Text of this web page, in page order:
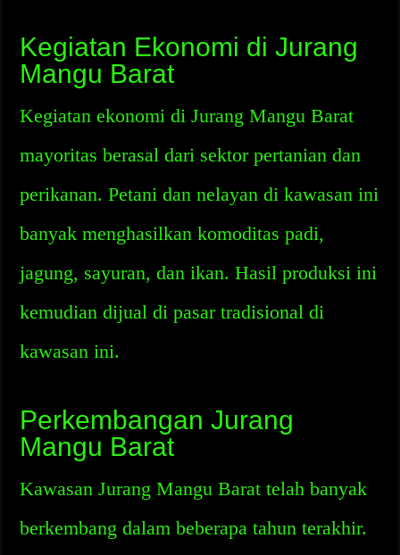
Kegiatan Ekonomi di Jurang
Mangu Barat
Kegiatan ekonomi di Jurang Mangu Barat
mayoritas berasal dari sektor pertanian dan
perikanan. Petani dan nelayan di kawasan ini
banyak menghasilkan komoditas padi,
jagung, sayuran, dan ikan. Hasil produksi ini
kemudian dijual di pasar tradisional di
kawasan ini.
Perkembangan Jurang
Mangu Barat
Kawasan Jurang Mangu Barat telah banyak
berkembang dalam beberapa tahun terakhir.